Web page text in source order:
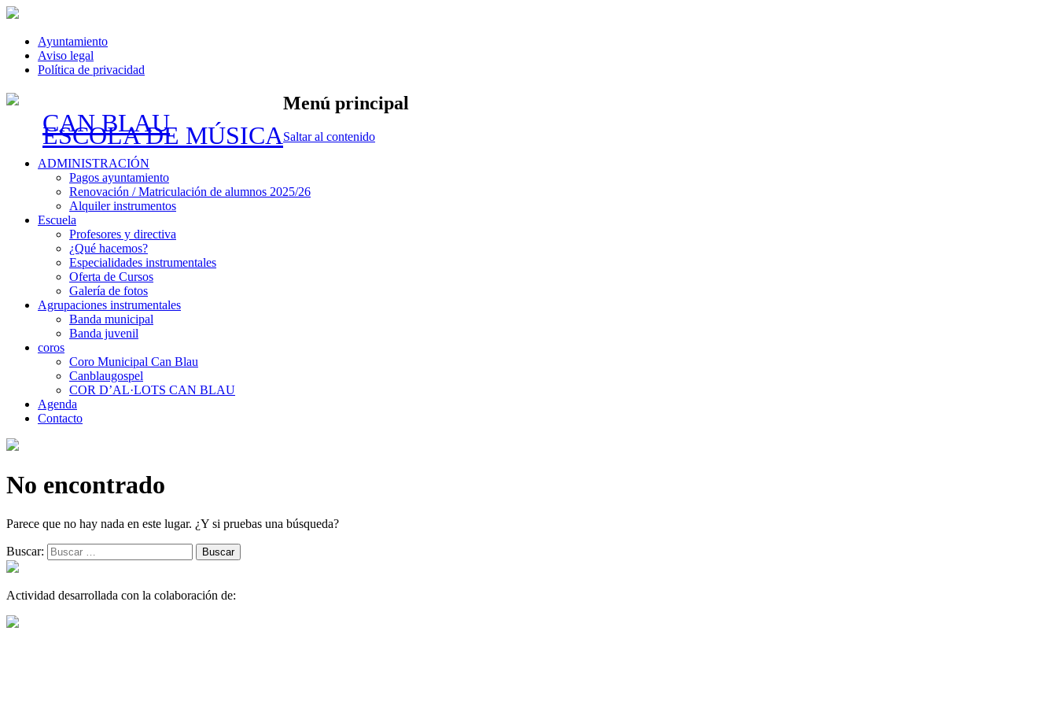
Ayuntamiento
Aviso legal
Política de privacidad
CAN BLAU
ESCOLA DE MÚSICA
Menú principal
Saltar al contenido
ADMINISTRACIÓN
Pagos ayuntamiento
Renovación / Matriculación de alumnos 2025/26
Alquiler instrumentos
Escuela
Profesores y directiva
¿Qué hacemos?
Especialidades instrumentales
Oferta de Cursos
Galería de fotos
Agrupaciones instrumentales
Banda municipal
Banda juvenil
coros
Coro Municipal Can Blau
Canblaugospel
COR D’AL·LOTS CAN BLAU
Agenda
Contacto
No encontrado
Parece que no hay nada en este lugar. ¿Y si pruebas una búsqueda?
Buscar:
Actividad desarrollada con la colaboración de: